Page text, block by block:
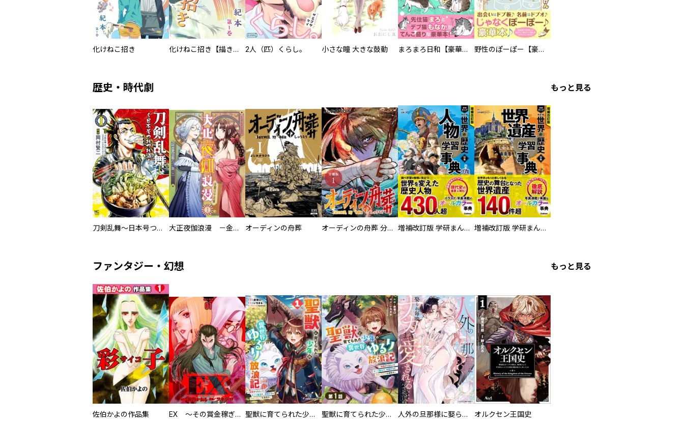
化けねこ招き 化けねこ招き【描きおろし付合冊版】 2人（匹）くらし。 小さな瞳 大きな鼓動 まろまろ日和【豪華版】 野性のぽーぽー【豪華版】
歴史・時代劇 もっと見る
刀剣乱舞～日本号つれづれ酒～ 大正夜伽浪漫 －金曜日の花嫁— オーディンの舟葬 オーディンの舟葬 分冊版 増補改訂版 学研まんが NEW世界の歴史 別巻 人物学習事典 増補改訂版 学研まんが NEW世界の歴史 別巻 世界遺産学習事典
ファンタジー・幻想 もっと見る
佐伯かよの作品集 EX ～その賞金稼ぎは、世界の出口を探す～【単行本版】 聖獣に育てられた少年の異世界ゆるり放浪記～神様からもらったチート魔法で、仲間たちとスローライフを満喫中～ 聖獣に育てられた少年の異世界ゆるり放浪記～神様からもらったチート魔法で、仲間たちとスローライフを満喫中～【分冊版】 人外の旦那様に娶られ毎晩ナカまで愛される…。アンソロジー オルクセン王国史